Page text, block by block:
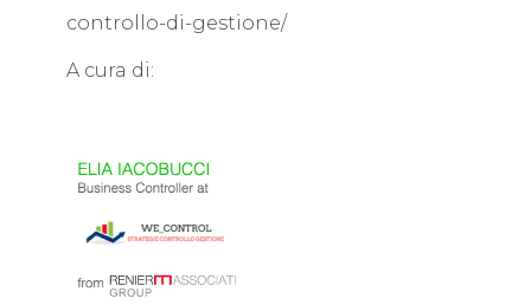
controllo-di-gestione/
A cura di: